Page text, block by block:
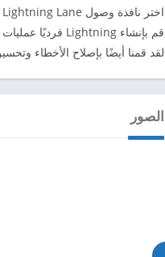
اختر نافذة وصول Lightning Lane لمناطق جذب محددة.
قم بإنشاء Lightning فرديًا عمليات شراء المسار.
لقد قمنا أيضًا بإصلاح الأخطاء
الصور